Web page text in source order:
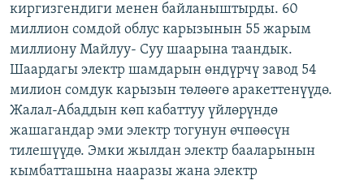
ЭЖЕ-СИҢДИЛЕР
ЫҢГАЙСЫЗ СУРООЛОР
ОНЛАЙН ШЕРИНЕ
ЭЕ/АРнун бардык сайттары
киргизгендиги менен байланыштырды. 60
миллион сомдой облус карызынын 55 жарым
миллиону Майлуу- Суу шаарына таандык.
Шаардагы электр шамдарын өндүрчү завод 54
милион сомдук карызын төлөөгө аракеттенүүдө.
Жалал-Абаддын көп кабаттуу үйлөрүндө
жашагандар эми электр тогунун өчпөөсүн
тилешүүдө. Эмки жылдан электр бааларынын
кымбатташына нааразы жана электр